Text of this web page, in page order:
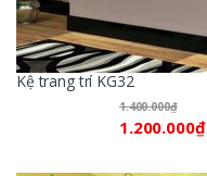
Kệ trang trí KG32
1.400.000₫
1.200.000₫